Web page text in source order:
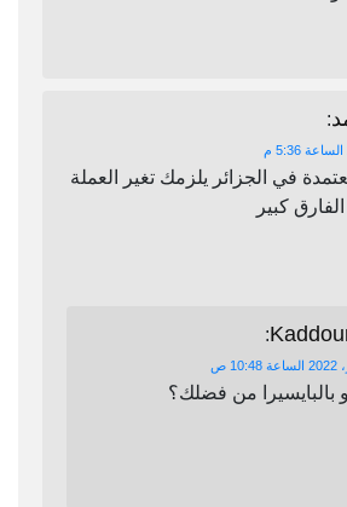
:
في الجزائر يلزمك تغير العملة
كبير
:
بالبايسيرا من فضلك؟